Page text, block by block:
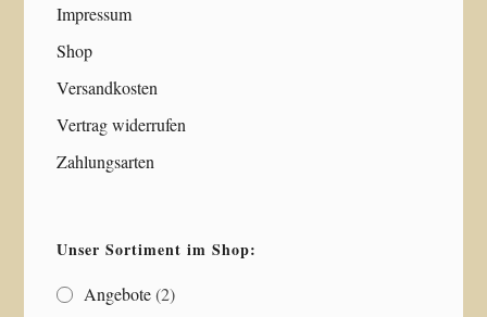
Impressum
Shop
Versandkosten
Vertrag widerrufen
Zahlungsarten
Unser Sortiment im Shop:
Angebote (2)